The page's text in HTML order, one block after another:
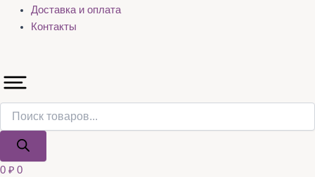
Доставка и оплата
Контакты
0 ₽ 0